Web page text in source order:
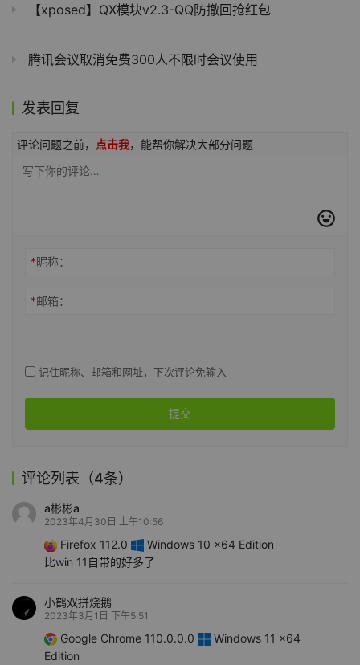
【xposed】QX模块v2.3-QQ防撤回抢红包
腾讯会议取消免费300人不限时会议使用
发表回复
评论问题之前， 点击我，能帮你解决大部分问题
*昵称：
*邮箱：
记住昵称、邮箱和网址，下次评论免输入
提交
评论列表（4条）
a彬彬a
2023年4月30日 上午10:56
Firefox 112.0
Windows 10 x64 Edition
比win 11自带的好多了
小鹤双拼烧鹅
2023年3月1日 下午5:51
Google Chrome 110.0.0.0
Windows 11 x64
Edition